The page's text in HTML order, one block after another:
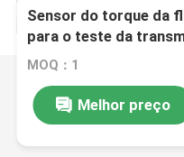
Sensor do torque da
para o teste da
MOQ：1
Melhor preço